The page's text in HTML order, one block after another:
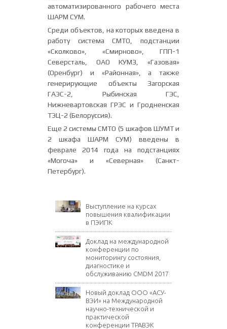
автоматизированного рабочего места
ШАРМ СУМ.
Среди объектов, на которых введена в
работу система СМТО, подстанции
«Сколково», «Смирново», ГПП-1
Северсталь, ОАО КУМЗ, «Газовая»
(Оренбург) и «Районная», а также
генерирующие объекты Загорская
ГАЭС-2, Рыбинская ГЭС,
Нижневартовская ГРЭС и Гродненская
ТЭЦ-2 (Белоруссия).
Еще 2 системы СМТО (5 шкафов ШУМТ и
2 шкафа ШАРМ СУМ) введены в
феврале 2014 года на подстанциях
«Могоча» и «Северная» (Санкт-
Петербург).
Выступление на курсах
повышения квалификации
в ПЭИПК
Доклад на международной
конференции по
мониторингу состояния,
диагностике и
обслуживанию CMDM 2017
Новый доклад ООО «АСУ-
ВЭИ» на Международной
научно-технической и
практической
конференции ТРАВЭК